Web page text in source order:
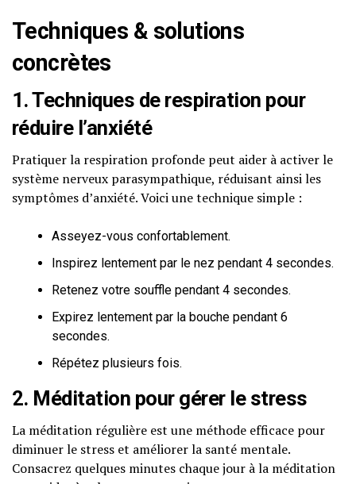
Techniques & solutions
concrètes
1. Techniques de respiration pour
réduire l’anxiété
Pratiquer la respiration profonde peut aider à activer le
système nerveux parasympathique, réduisant ainsi les
symptômes d’anxiété. Voici une technique simple :
Asseyez-vous confortablement.
Inspirez lentement par le nez pendant 4 secondes.
Retenez votre souffle pendant 4 secondes.
Expirez lentement par la bouche pendant 6
secondes.
Répétez plusieurs fois.
2. Méditation pour gérer le stress
La méditation régulière est une méthode efficace pour
diminuer le stress et améliorer la santé mentale.
Consacrez quelques minutes chaque jour à la méditation